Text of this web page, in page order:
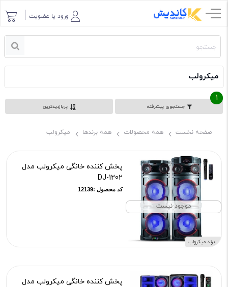
ورود یا عضویت
میکرولب
جستجوی پیشرفته
1
پربازدیدترین
صفحه نخست همه محصولات همه برندها میکرولب
موجود نیست
برند میکرولب
پخش کننده خانگی میکرولب مدل
DJ-1202
کد محصول :12139
پخش کننده خانگی میکرولب مدل